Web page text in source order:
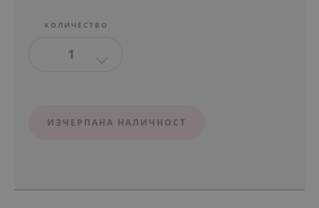
КОЛИЧЕСТВО
1
ИЗЧЕРПАНА НАЛИЧНОСТ